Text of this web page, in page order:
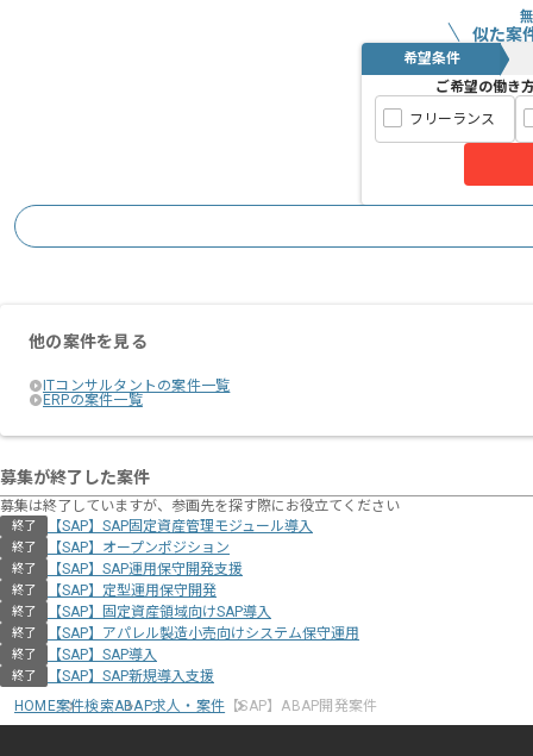
似た案
希望条件
ご希望の働き
フリーランス
他の案件を見る
ITコンサルタントの案件一覧
ERPの案件一覧
募集が終了した案件
募集は終了していますが、参画先を探す際にお役立てください
終了 【SAP】SAP固定資産管理モジュール導入
終了 【SAP】オープンポジション
終了 【SAP】SAP運用保守開発支援
終了 【SAP】定型運用保守開発
終了 【SAP】固定資産領域向けSAP導入
終了 【SAP】アパレル製造小売向けシステム保守運用
終了 【SAP】SAP導入
終了
【SAP】SAP新規導入支援
HOME案件検索ABAP求人・案件 【SAP】ABAP開発案件